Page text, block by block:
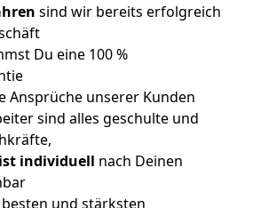
sind wir bereits erfolgreich
Du eine 100 %
Ansprüche unserer Kunden
sind alles geschulte und
individuell nach Deinen
und stärksten